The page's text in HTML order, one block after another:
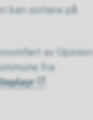
kan sortere på
av Opinion
fra